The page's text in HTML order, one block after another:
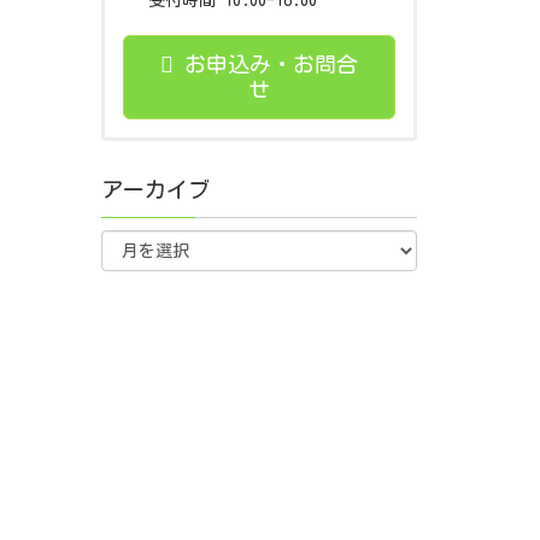
お申込み・お問合
せ
アーカイブ